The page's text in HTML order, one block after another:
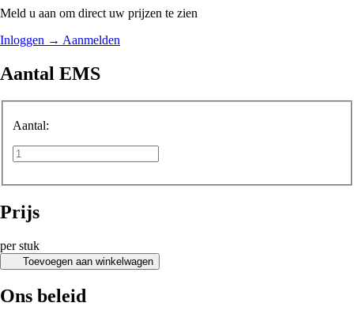
Meld u aan om direct uw prijzen te zien
Inloggen → Aanmelden
Aantal EMS
Aantal:
Prijs
per stuk
Toevoegen aan winkelwagen
Ons beleid